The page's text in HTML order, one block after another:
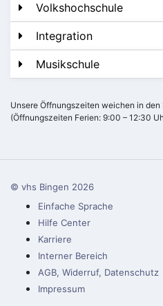
Volkshochschule
Integration
Musikschule
Unsere Öffnungszeiten weichen in
(Öffnungszeiten Ferien: 9:00 – 12:30
© vhs Bingen 2026
Einfache Sprache
Hilfe Center
Karriere
Interner Bereich
AGB, Widerruf, Datenschutz
Impressum